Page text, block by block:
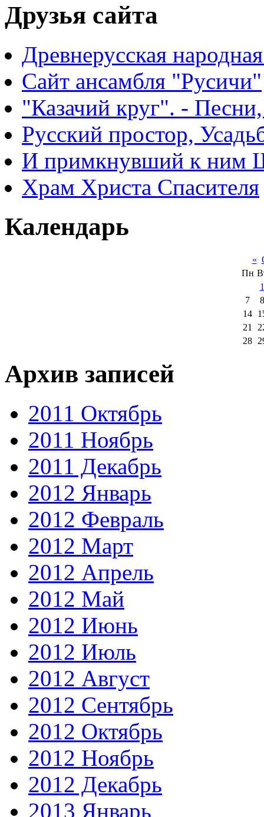
Друзья сайта
Древнерусская
Сайт ансамбля "Русичи"
"Казачий круг". -
Русский простор,
И примкнувший к ним
Храм Христа Спасителя
Календарь
«
Пн
1
7
8
14
21
28
Архив записей
2011 Октябрь
2011 Ноябрь
2011 Декабрь
2012 Январь
2012 Февраль
2012 Март
2012 Апрель
2012 Май
2012 Июнь
2012 Июль
2012 Август
2012 Сентябрь
2012 Октябрь
2012 Ноябрь
2012 Декабрь
2013 Январь